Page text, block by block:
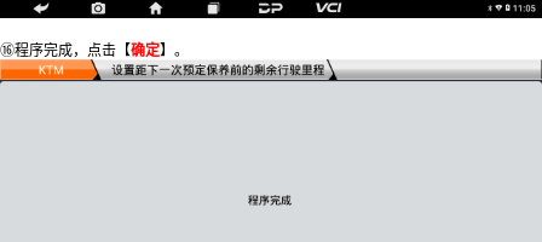
⑯程序完成，点击【确定】。